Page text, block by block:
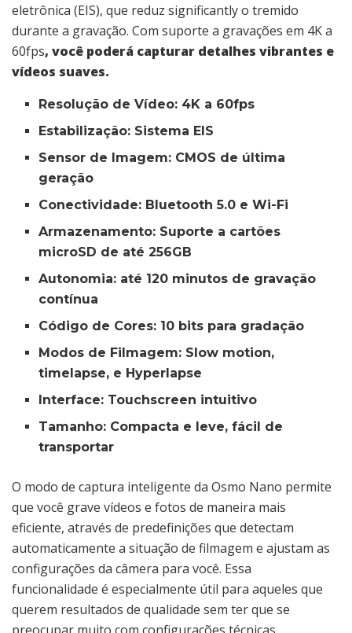
eletrônica (EIS), que reduz significantly o tremido
durante a gravação. Com suporte a gravações em 4K a
60fps, você poderá capturar detalhes vibrantes e
vídeos suaves.
Resolução de Vídeo: 4K a 60fps
Estabilização: Sistema EIS
Sensor de Imagem: CMOS de última
geração
Conectividade: Bluetooth 5.0 e Wi-Fi
Armazenamento: Suporte a cartões
microSD de até 256GB
Autonomia: até 120 minutos de gravação
contínua
Código de Cores: 10 bits para gradação
Modos de Filmagem: Slow motion,
timelapse, e Hyperlapse
Interface: Touchscreen intuitivo
Tamanho: Compacta e leve, fácil de
transportar
O modo de captura inteligente da Osmo Nano permite
que você grave vídeos e fotos de maneira mais
eficiente, através de predefinições que detectam
automaticamente a situação de filmagem e ajustam as
configurações da câmera para você. Essa
funcionalidade é especialmente útil para aqueles que
querem resultados de qualidade sem ter que se